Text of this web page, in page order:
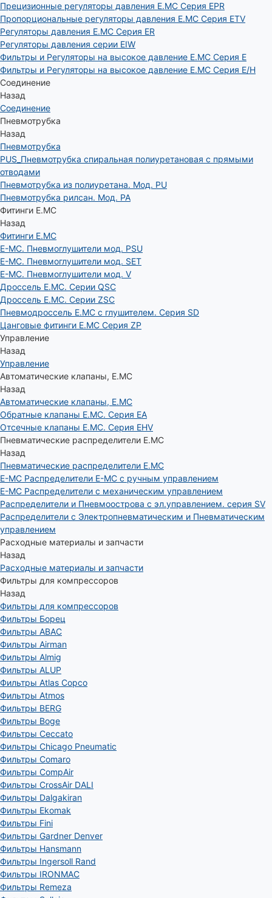
Прецизионные регуляторы давления E.MC Серия EPR
Пропорциональные регуляторы давления E.MC Серия ETV
Регуляторы давления E.MC Серия ER
Регуляторы давления серии EIW
Фильтры и Регуляторы на высокое давление E.MC Серия E
Фильтры и Регуляторы на высокое давление E.MC Серия E/H
Соединение
Назад
Соединение
Пневмотрубка
Назад
Пневмотрубка
PUS_Пневмотрубка спиральная полиуретановая с прямыми
отводами
Пневмотрубка из полиуретана. Мод. РU
Пневмотрубка рилсан. Мод. PA
Фитинги E.MC
Назад
Фитинги E.MC
E-MC. Пневмоглушители мод. PSU
E-MC. Пневмоглушители мод. SET
E-MC. Пневмоглушители мод. V
Дроссель E.MC. Серии QSC
Дроссель E.MC. Серии ZSC
Пневмодроссель E.MC с глушителем. Серия SD
Цанговые фитинги E.MC Серия ZP
Управление
Назад
Управление
Автоматические клапаны, Е.МС
Назад
Автоматические клапаны, Е.МС
Обратные клапаны E.MC. Серия EA
Отсечные клапаны E.MC. Серия EHV
Пневматические распределители E.MC
Назад
Пневматические распределители E.MC
E-MC Распределители E-MC с ручным управлением
E-MC Распределители с механическим управлением
Распределители и Пневмоострова с эл.управлением. серия SV
Распределители с Электропневматическим и Пневматическим
управлением
Расходные материалы и запчасти
Назад
Расходные материалы и запчасти
Фильтры для компрессоров
Назад
Фильтры для компрессоров
Фильтры Борец
Фильтры ABAC
Фильтры Airman
Фильтры Almig
Фильтры ALUP
Фильтры Atlas Copco
Фильтры Atmos
Фильтры BERG
Фильтры Boge
Фильтры Ceccato
Фильтры Chicago Pneumatic
Фильтры Comaro
Фильтры CompAir
Фильтры CrossAir DALI
Фильтры Dalgakiran
Фильтры Ekomak
Фильтры Fini
Фильтры Gardner Denver
Фильтры Hansmann
Фильтры Ingersoll Rand
Фильтры IRONMAC
Фильтры Remeza